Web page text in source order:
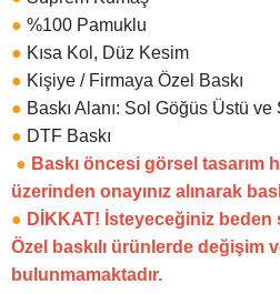
● %100 Pamuklu
● Kısa Kol, Düz Kesim
● Kişiye / Firmaya Özel Baskı
● Baskı Alanı: Sol Göğüs Üstü ve
● DTF Baskı
● Baskı öncesi görsel tasarım
üzerinden onayınız alınarak
● DİKKAT! İsteyeceğiniz
Özel baskılı ürünlerde değişim
bulunmamaktadır.